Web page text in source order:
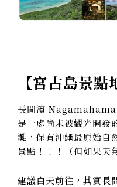
【宮古島景點
長間濱 Nagamahama
是一處尚未被觀光開發
灘，保有沖繩最原始自
景點！！！（但如果天
建議白天前往，其實長